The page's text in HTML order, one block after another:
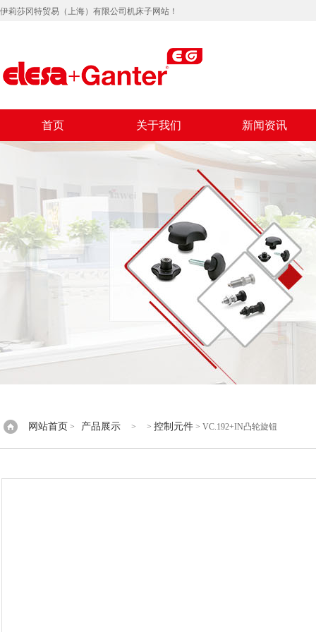
伊莉莎冈特贸易（上海）有限公司机床子网站！
首页 关于我们 新闻资讯
网站首页 > 产品展示 > > 控制元件 > VC.192+IN凸轮旋钮